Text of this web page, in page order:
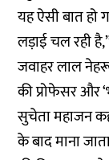
यह ऐसी बात
लड़ाई चल रही
जवाहर लाल
की प्रोफेसर और
सुचेता महाजन
के बाद माना